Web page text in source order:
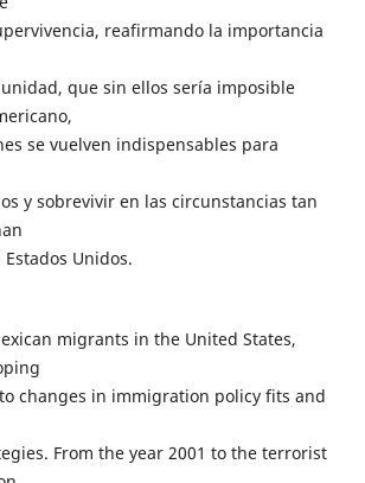
reafirmando la importancia
que sin ellos sería imposible
se vuelven indispensables para
y sobrevivir en las circunstancias tan
Unidos.
migrants in the United States,
changes in immigration policy fits and
From the year 2001 to the terrorist